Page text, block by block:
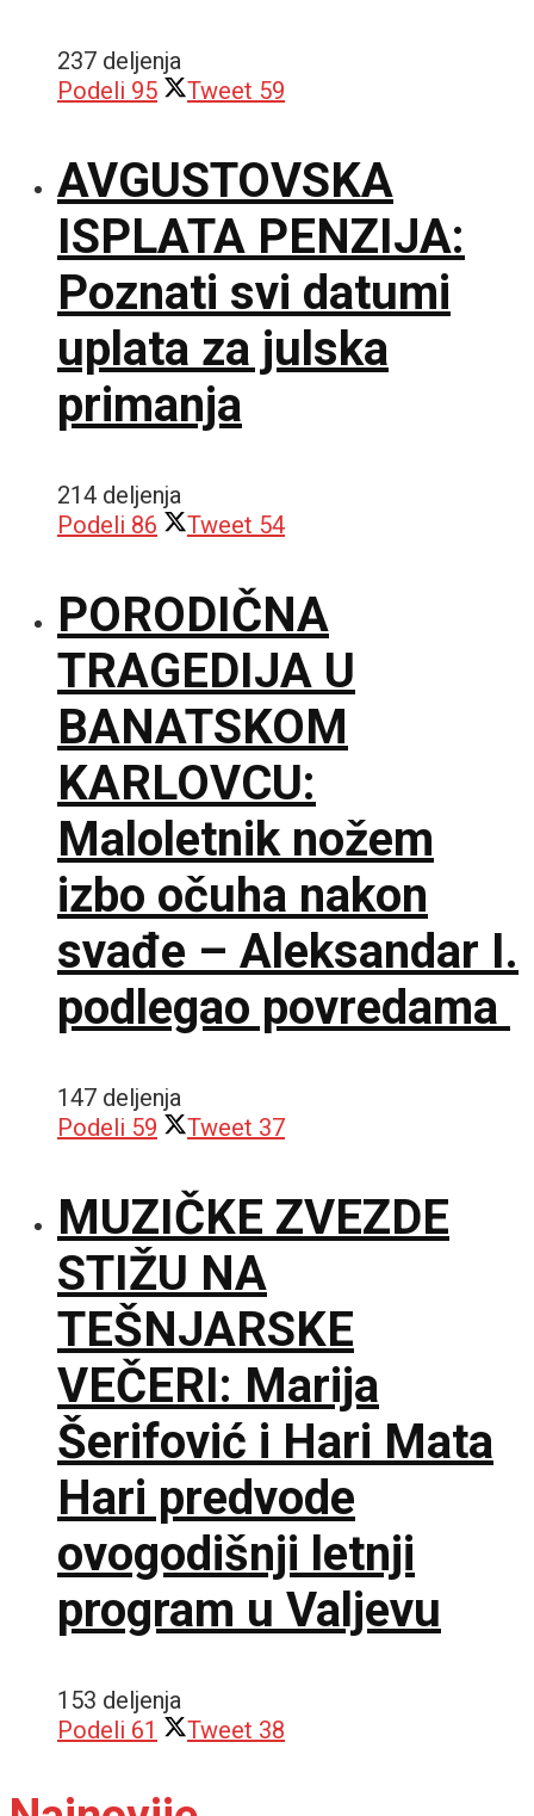
237 deljenja
Podeli 95 Tweet 59
AVGUSTOVSKA
ISPLATA PENZIJA:
Poznati svi datumi
uplata za julska
primanja
214 deljenja
Podeli 86 Tweet 54
PORODIČNA
TRAGEDIJA U
BANATSKOM
KARLOVCU:
Maloletnik nožem
izbo očuha nakon
svađe – Aleksandar I.
podlegao povredama
147 deljenja
Podeli 59 Tweet 37
MUZIČKE ZVEZDE
STIŽU NA
TEŠNJARSKE
VEČERI: Marija
Šerifović i Hari Mata
Hari predvode
ovogodišnji letnji
program u Valjevu
153 deljenja
Podeli 61 Tweet 38